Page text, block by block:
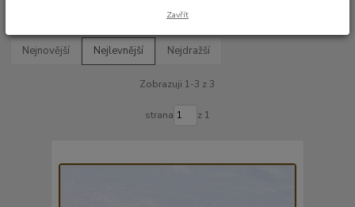
Nejnovější Nejlevnější Nejdražší
Zobrazuji 1-3 z 3
strana z 1
Zavřít